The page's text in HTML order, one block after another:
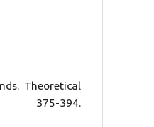
Theoretical
394.